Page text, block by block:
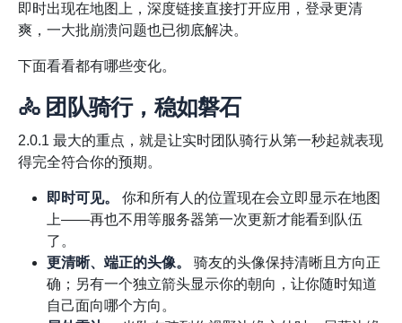
即时出现在地图上，深度链接直接打开应用，登录更清
爽，一大批崩溃问题也已彻底解决。
下面看看都有哪些变化。
🚴 团队骑行，稳如磐石
2.0.1 最大的重点，就是让实时团队骑行从第一秒起就表现
得完全符合你的预期。
即时可见。
你和所有人的位置现在会立即显示在地图
上——再也不用等服务器第一次更新才能看到队伍
了。
更清晰、端正的头像。
骑友的头像保持清晰且方向正
确；另有一个独立箭头显示你的朝向，让你随时知道
自己面向哪个方向。